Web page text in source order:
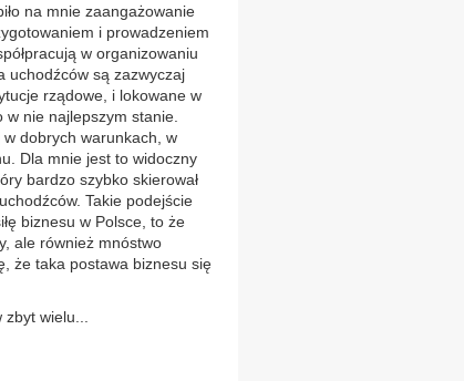
na mnie zaangażowanie
i prowadzeniem
w organizowaniu
uchodźców są zazwyczaj
rządowe, i lokowane w
nie najlepszym stanie.
dobrych warunkach, w
Dla mnie jest to widoczny
bardzo szybko skierował
Takie podejście
biznesu w Polsce, to że
ale również mnóstwo
że taka postawa biznesu się
wielu...